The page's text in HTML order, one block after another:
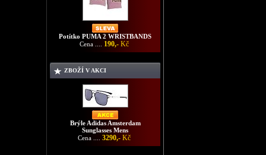
Potítko PUMA 2 WRISTBANDS
Cena .... 190,- Kč
ZBOŽÍ V AKCI
Brýle Adidas Amsterdam
Sunglasses Mens
Cena .... 3290,- Kč